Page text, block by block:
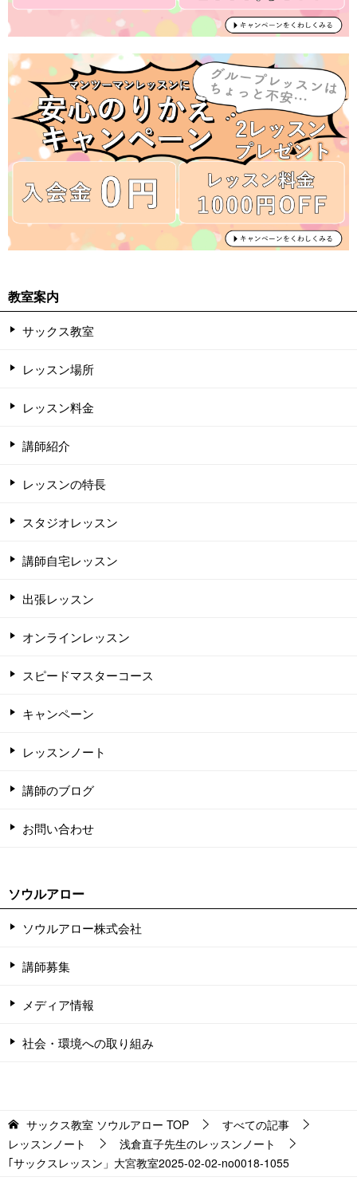
教室案内
サックス教室
レッスン場所
レッスン料金
講師紹介
レッスンの特長
スタジオレッスン
講師自宅レッスン
出張レッスン
オンラインレッスン
スピードマスターコース
キャンペーン
レッスンノート
講師のブログ
お問い合わせ
ソウルアロー
ソウルアロー株式会社
講師募集
メディア情報
社会・環境への取り組み
サックス教室 ソウルアロー TOP
すべての記事
レッスンノート
浅倉直子先生のレッスンノート
｢サックスレッスン」大宮教室2025-02-02-­no0018-­1055